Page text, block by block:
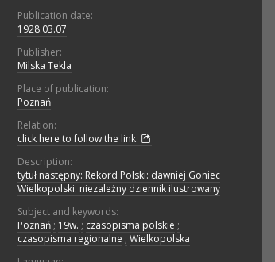
Publication date:
1928.03.07
Publisher:
Milska Tekla
Place of publication:
Poznań
Relation:
click here to follow the link
Description:
tytuł następny: Rekord Polski: dawniej Goniec
Wielkopolski: niezależny dziennik ilustrowany
Subject and keywords:
Poznań ; 19w. ; czasopisma polskie ;
czasopisma regionalne ; Wielkopolska